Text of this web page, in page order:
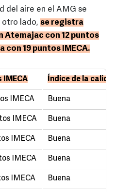
del aire en el AMG se
otro lado, se registra
Atemajac con 12 puntos
con 19 puntos IMECA.
IMECA Índice de la
IMECA Buena
IMECA Buena
IMECA Buena
IMECA Buena
IMECA Buena